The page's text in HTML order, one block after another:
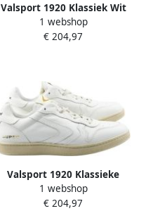
Valsport 1920 Klassiek Wit
Bordeaux Sneakers
1 webshop
€ 204,97
Valsport 1920 Klassieke
witte sneakers
1 webshop
€ 204,97